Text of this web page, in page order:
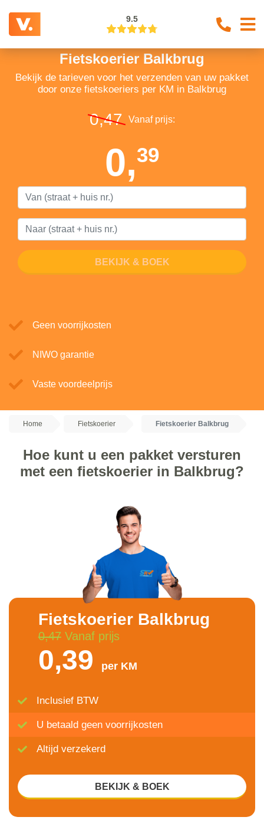
9.5
Fietskoerier Balkbrug
Bekijk de tarieven voor het verzenden van uw pakket
door onze fietskoeriers per KM in Balkbrug
0,47 Vanaf prijs:
0,39
BEKIJK & BOEK
Geen voorrijkosten
NIWO garantie
Vaste voordeelprijs
Home Fietskoerier Fietskoerier Balkbrug
Hoe kunt u een pakket versturen
met een fietskoerier in Balkbrug?
Fietskoerier Balkbrug
0,47Vanaf prijs
0,39 per KM
Inclusief BTW
U betaald geen voorrijkosten
Altijd verzekerd
BEKIJK & BOEK